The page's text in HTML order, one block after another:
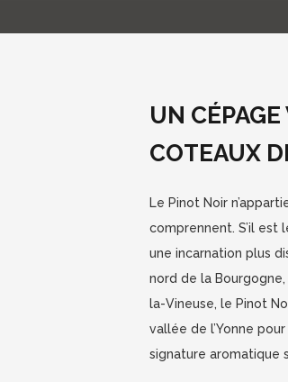
UN
COTEAUX
Le Pinot Noir
comprennent. S’il est
une incarnation plus
nord de la Bourgogne,
la-Vineuse, le Pinot
vallée de l’Yonne
signature aromatique